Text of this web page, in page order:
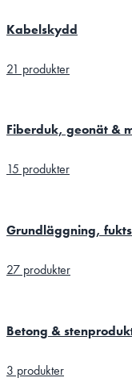
Kabelskydd
21 produkter
Fiberduk, geonät &
15 produkter
Grundläggning,
27 produkter
Betong &
3 produkter